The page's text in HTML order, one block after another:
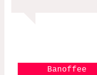
Banoffee